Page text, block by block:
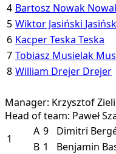
4 Bartosz Nowak
5 Wiktor Jasiński
6 Kacper Teska Teska
7 Tobiasz Musielak
8 William Drejer Drejer
Manager: Krzysztof
Head of team: Paweł
1
A 9 Dimitri
B 1 Benjamin